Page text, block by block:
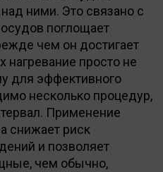
ними. Это связано с
поглощает
чем он достигает
нагревание просто не
для эффективного
несколько процедур,
Применение
снижает риск
и позволяет
чем обычно,